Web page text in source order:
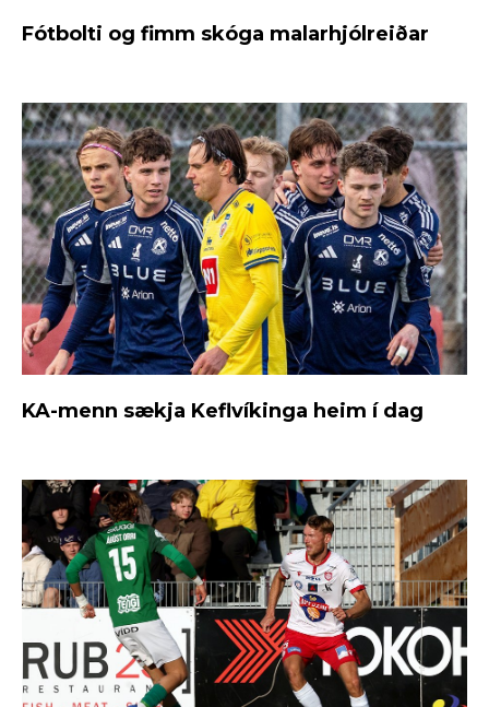
Fótbolti og fimm skóga malarhjólreiðar
KA-menn sækja Keflvíkinga heim í dag